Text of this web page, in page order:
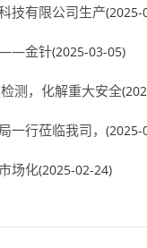
技有限公司生产(2025-
——金针(2025-03-05)
测，化解重大安全
一行莅临我司， (2025-
场化(2025-02-24)